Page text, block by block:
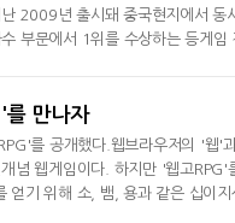
2009년 출시돼 중국현지에서
부문에서 1위를 수상하는 등게
를 만나자
를 공개했다.웹브라우저의 '웹
념 웹게임이다. 하지만 '웹고
얻기 위해 소, 뱀, 용과 같은 십이